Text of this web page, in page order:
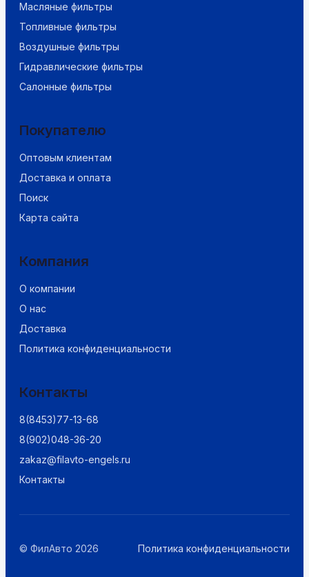
Масляные фильтры
Топливные фильтры
Воздушные фильтры
Гидравлические фильтры
Салонные фильтры
Покупателю
Оптовым клиентам
Доставка и оплата
Поиск
Карта сайта
Компания
О компании
О нас
Доставка
Политика конфиденциальности
Контакты
8(8453)77-13-68
8(902)048-36-20
zakaz@filavto-engels.ru
Контакты
© ФилАвто 2026 Политика конфиденциальности